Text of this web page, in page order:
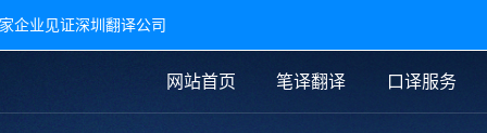
企业见证深圳翻译公司
网站首页 笔译翻译 口译服务